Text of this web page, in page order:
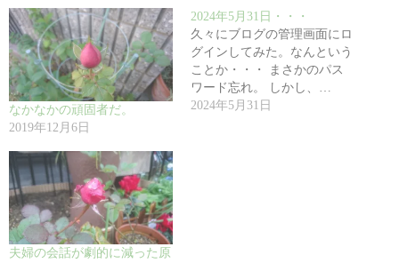
て
T
w
i
t
t
e
r
で
共
有
(
新
し
ウ
ィ
ン
ド
ウ
で
開
き
ま
o
o
k
で
共
有
す
る
に
は
ク
リ
ッ
ク
し
く
だ
さ
い
(
新
し
い
なかなかの頑固者だ。
2019年12月6日
2024年5月31日・・・
久々にブログの管理画面にロ
グインしてみた。なんという
ことか・・・ まさかのパス
ワード忘れ。 しかし、…
2024年5月31日
夫婦の会話が劇的に減った原